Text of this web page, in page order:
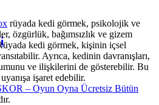
rüyada kedi görmek​, psikolojik ve
özgürlük, bağımsızlık ve gizem
kedi görmek, kişinin içsel
Ayrıca, kedinin davranışları,
ve ilişkilerini de gösterebilir. Bu
işaret edebilir.
– Oyun Oyna Ücretsiz Bütün